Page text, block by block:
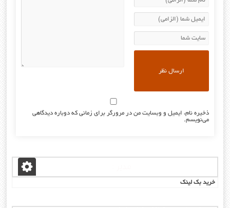
ذخیره نام، ایمیل و وبسایت من در مرورگر برای زمانی که دوباره دیدگاهی
می‌نویسم.
خرید بک لینک